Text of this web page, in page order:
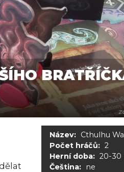
Název: Cthulhu
Počet hráčů: 2
Herní doba: 20-30
Čeština:
ne